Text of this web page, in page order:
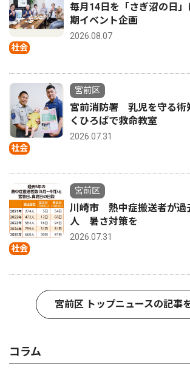
社会
毎月14日を「さぎ沼の日
期イベント企画
2026.08.07
社会
宮前区
宮前消防署 乳児を守る
くひろばで救命教室
2026.07.31
社会
宮前区
川崎市 熱中症搬送者が
人 暑さ対策を
2026.07.31
宮前区 トップニュースの記事
コラム